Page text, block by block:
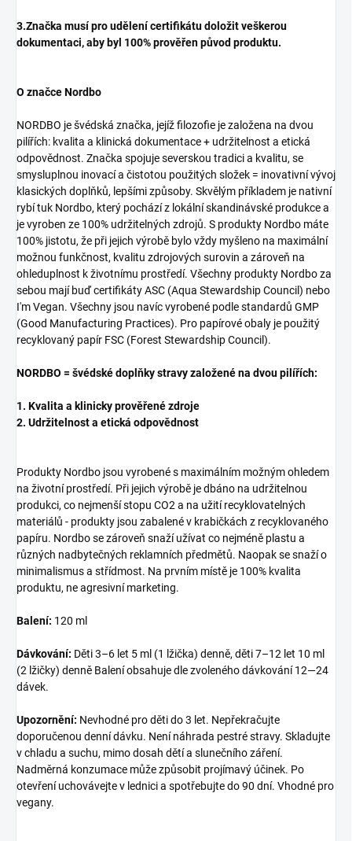
3.Značka musí pro udělení certifikátu doložit veškerou
dokumentaci, aby byl 100% prověřen původ produktu.
O značce Nordbo
NORDBO je švédská značka, jejíž filozofie je založena na dvou
pilířích: kvalita a klinická dokumentace + udržitelnost a etická
odpovědnost. Značka spojuje severskou tradici a kvalitu, se
smysluplnou inovací a čistotou použitých složek = inovativní vývoj
klasických doplňků, lepšími způsoby. Skvělým příkladem je nativní
rybí tuk Nordbo, který pochází z lokální skandinávské produkce a
je vyroben ze 100% udržitelných zdrojů. S produkty Nordbo máte
100% jistotu, že při jejich výrobě bylo vždy myšleno na maximální
možnou funkčnost, kvalitu zdrojových surovin a zároveň na
ohleduplnost k životnímu prostředí. Všechny produkty Nordbo za
sebou mají buď certifikáty ASC (Aqua Stewardship Council) nebo
I'm Vegan. Všechny jsou navíc vyrobené podle standardů GMP
(Good Manufacturing Practices). Pro papírové obaly je použitý
recyklovaný papír FSC (Forest Stewardship Council).
NORDBO = švédské doplňky stravy založené na dvou pilířích:
1. Kvalita a klinicky prověřené zdroje
2. Udržitelnost a etická odpovědnost
Produkty Nordbo jsou vyrobené s maximálním možným ohledem
na životní prostředí. Při jejich výrobě je dbáno na udržitelnou
produkci, co nejmenší stopu CO2 a na užití recyklovatelných
materiálů - produkty jsou zabalené v krabičkách z recyklovaného
papíru. Nordbo se zároveň snaží užívat co nejméně plastu a
různých nadbytečných reklamních předmětů. Naopak se snaží o
minimalismus a střídmost. Na prvním místě je 100% kvalita
produktu, ne agresivní marketing.
Balení: 120 ml
Dávkování: Děti 3–6 let 5 ml (1 lžička) denně, děti 7–12 let 10 ml
(2 lžičky) denně Balení obsahuje dle zvoleného dávkování 12—24
dávek.
Upozornění: Nevhodné pro děti do 3 let. Nepřekračujte
doporučenou denní dávku. Není náhrada pestré stravy. Skladujte
v chladu a suchu, mimo dosah dětí a slunečního záření.
Nadměrná konzumace může způsobit projímavý účinek. Po
otevření uchovávejte v lednici a spotřebujte do 90 dní. Vhodné pro
vegany.